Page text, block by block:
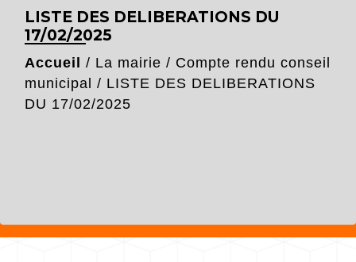
LISTE DES DELIBERATIONS DU
17/02/2025
Accueil / La mairie / Compte rendu conseil
municipal / LISTE DES DELIBERATIONS
DU 17/02/2025